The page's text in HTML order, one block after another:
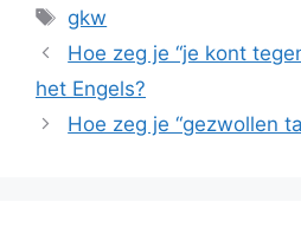
Tags
gkw
Hoe zeg je “je kont
het Engels?
Hoe zeg je “gezwollen